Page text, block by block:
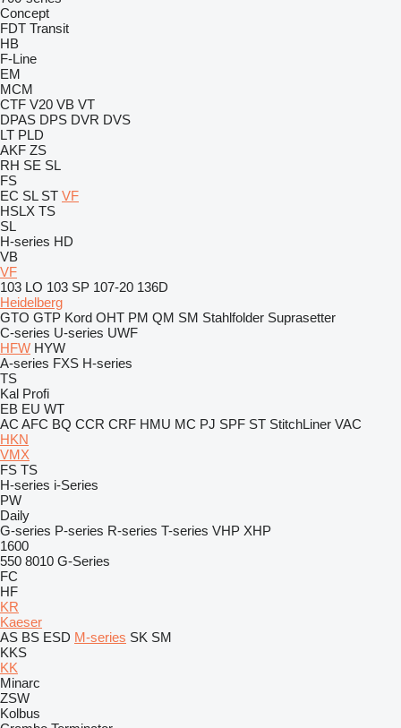
Concept
FDT Transit
HB
F-Line
EM
MCM
CTF V20 VB VT
DPAS DPS DVR DVS
LT PLD
AKF ZS
RH SE SL
FS
EC SL ST VF
HSLX TS
SL
H-series HD
VB
VF
103 LO 103 SP 107-20 136D
Heidelberg
GTO GTP Kord OHT PM QM SM Stahlfolder Suprasetter
C-series U-series UWF
HFW HYW
A-series FXS H-series
TS
Kal Profi
EB EU WT
AC AFC BQ CCR CRF HMU MC PJ SPF ST StitchLiner VAC
HKN
VMX
FS TS
H-series i-Series
PW
Daily
G-series P-series R-series T-series VHP XHP
1600
550 8010 G-Series
FC
HF
KR
Kaeser
AS BS ESD M-series SK SM
KKS
KK
Minarc
ZSW
Kolbus